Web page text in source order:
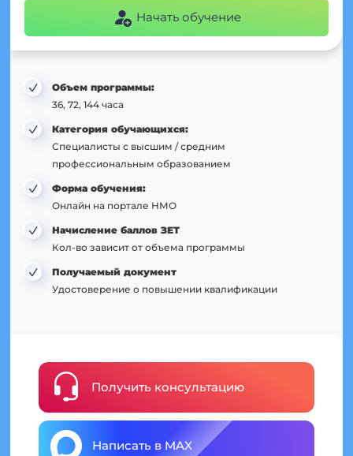
Начать обучение
Объем программы:
36, 72, 144 часа
Категория обучающихся:
Специалисты с высшим / средним
профессиональным образованием
Форма обучения:
Онлайн на портале НМО
Начисление баллов ЗЕТ
Кол-во зависит от объема программы
Получаемый документ
Удостоверение о повышении квалификации
Получить консультацию
Написать в MAX